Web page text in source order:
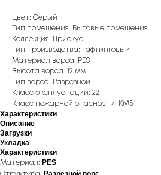
Цвет: Серый
Тип помещения: Бытовые помещения
Коллекция: Прискус
Тип производства: Тафтинговый
Материал ворса: PES
Высота ворса: 12 мм
Тип ворса: Разрезной
Класс эксплуатации: 22
Класс пожарной опасности: КМ5
Характеристики
Описание
Загрузки
Укладка
Характеристики
Материал: PES